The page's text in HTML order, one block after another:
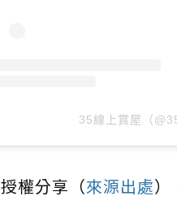
35線上賞屋（
授權分享（來源出處）